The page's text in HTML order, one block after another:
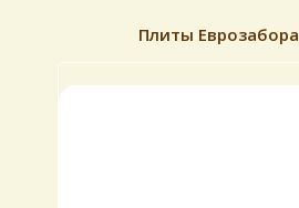
Плиты Еврозабора